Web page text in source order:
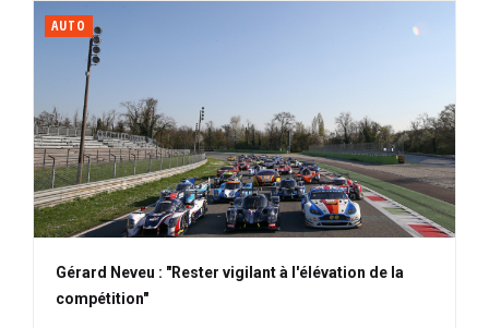
AUTO
Gérard Neveu : "Rester vigilant à l'élévation de la
compétition"